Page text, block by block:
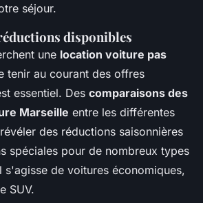
séjour.
disponibles
une location voiture pas
tenir au courant des offres
essentiel. Des comparaisons des
Marseille entre les différentes
des réductions saisonnières
spéciales pour de nombreux types
s'agisse de voitures économiques,
SUV.